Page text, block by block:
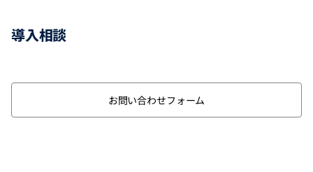
導入相談
お問い合わせフォーム